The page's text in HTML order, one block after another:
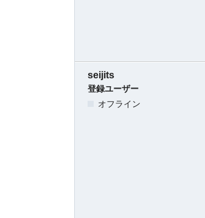
seijits
登録ユーザー
オフライン